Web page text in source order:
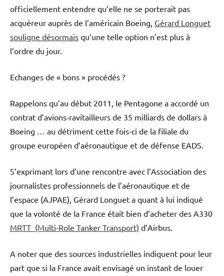
officiellement entendre qu’elle ne se porterait pas
acquéreur auprès de l’américain Boeing, Gérard Longuet
souligne désormais qu’une telle option n’est plus à
l’ordre du jour.
Echanges de « bons » procédés ?
Rappelons qu’au début 2011, le Pentagone a accordé un
contrat d’avions-ravitailleurs de 35 milliards de dollars à
Boeing … au détriment cette fois-ci de la filiale du
groupe européen d’aéronautique et de défense EADS.
S’exprimant lors d’une rencontre avec l’Association des
journalistes professionnels de l’aéronautique et de
l’espace (AJPAE), Gérard Longuet a quant à lui indiqué
que la volonté de la France était bien d’acheter des A330
MRTT (Multi-Role Tanker Transport) d’Airbus.
A noter que des sources industrielles indiquent pour leur
part que si la France avait envisagé un instant de louer